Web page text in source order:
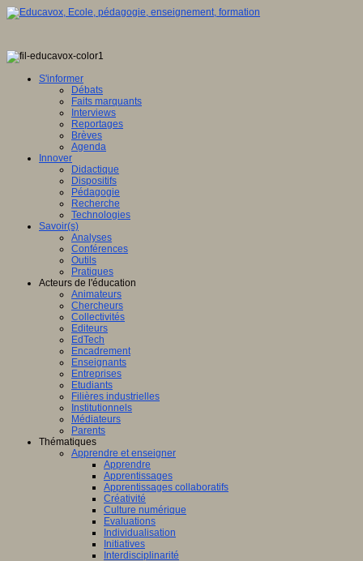
S'informer
Débats
Faits marquants
Interviews
Reportages
Brèves
Agenda
Innover
Didactique
Dispositifs
Pédagogie
Recherche
Technologies
Savoir(s)
Analyses
Conférences
Outils
Pratiques
Acteurs de l'éducation
Animateurs
Chercheurs
Collectivités
Editeurs
EdTech
Encadrement
Enseignants
Entreprises
Etudiants
Filières industrielles
Institutionnels
Médiateurs
Parents
Thématiques
Apprendre et enseigner
Apprendre
Apprentissages
Apprentissages collaboratifs
Créativité
Culture numérique
Evaluations
Individualisation
Initiatives
Interdisciplinarité